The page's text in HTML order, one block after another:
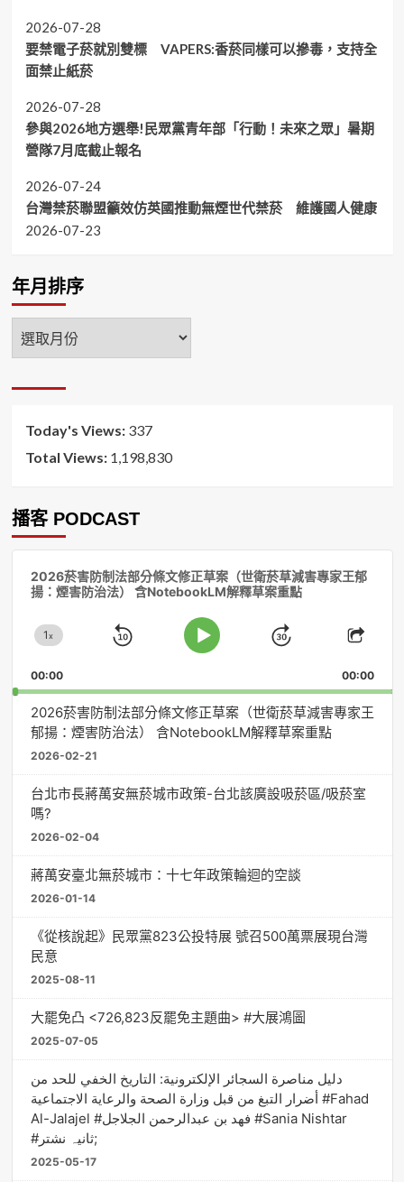
2026-07-28
要禁電子菸就別雙標 VAPERS:香菸同樣可以摻毒，支持全
面禁止紙菸
2026-07-28
參與2026地方選舉!民眾黨青年部「行動！未來之眾」暑期
營隊7月底截止報名
2026-07-24
台灣禁菸聯盟籲效仿英國推動無煙世代禁菸 維護國人健康
2026-07-23
年月排序
年
月
序
Today's Views: 337
Total Views: 1,198,830
播客 PODCAST
2026菸害防制法部分條文修正草案（世衛菸草減害專家王郁
揚：煙害防治法） 含NotebookLM解釋草案重點
Change
Rate
1x
Skip
Play
Jump
Forward
Share
00:00 00:00
2026菸害防制法部分條文修正草案（世衛菸草減害專家王
郁揚：煙害防治法） 含NotebookLM解釋草案重點
2026-02-21
台北市長蔣萬安無菸城市政策-台北該廣設吸菸區/吸菸室
嗎?
2026-02-04
蔣萬安臺北無菸城市：十七年政策輪迴的空談
2026-01-14
《從核說起》民眾黨823公投特展 號召500萬票展現台灣
民意
2025-08-11
大罷免凸 <726,823反罷免主題曲> #大展鴻圖
2025-07-05
دليل مناصرة السجائر الإلكترونية: التاريخ الخفي للحد من
أضرار التبغ من قبل وزارة الصحة والرعاية الاجتماعية #Fahad
Al-Jalajel #فهد بن عبدالرحمن الجلاجل #Sania Nishtar
#ثانیہ نشتر;
2025-05-17